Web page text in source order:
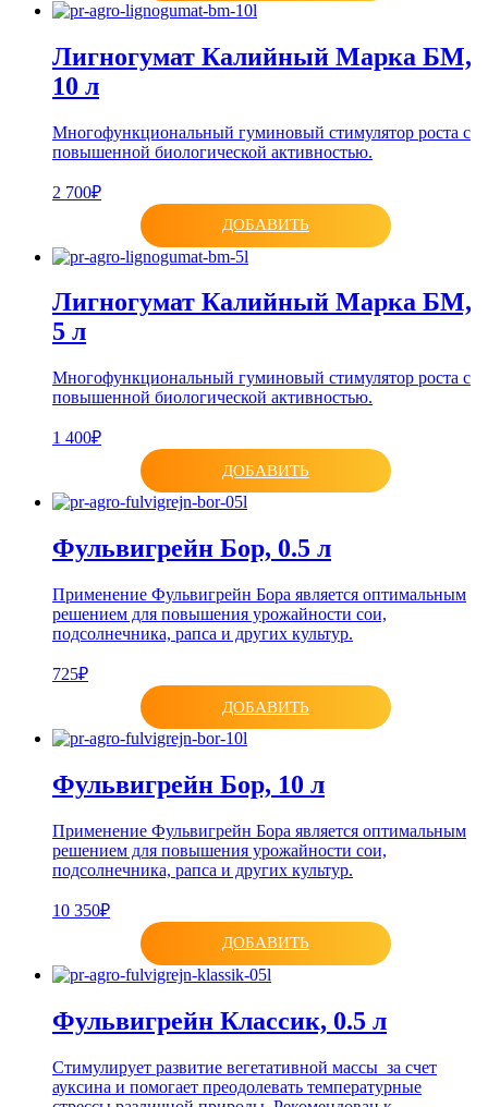
Лигногумат Калийный Марка БМ,
10 л
Многофункциональный гуминовый стимулятор роста с
повышенной биологической активностью.
2 700₽
ДОБАВИТЬ
Лигногумат Калийный Марка БМ,
5 л
Многофункциональный гуминовый стимулятор роста с
повышенной биологической активностью.
1 400₽
ДОБАВИТЬ
Фульвигрейн Бор, 0.5 л
Применение Фульвигрейн Бора является оптимальным
решением для повышения урожайности сои,
подсолнечника, рапса и других культур.
725₽
ДОБАВИТЬ
Фульвигрейн Бор, 10 л
Применение Фульвигрейн Бора является оптимальным
решением для повышения урожайности сои,
подсолнечника, рапса и других культур.
10 350₽
ДОБАВИТЬ
Фульвигрейн Классик, 0.5 л
Стимулирует развитие вегетативной массы за счет
ауксина и помогает преодолевать температурные